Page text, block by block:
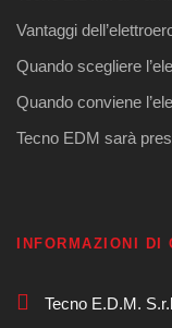
Vantaggi
Quando scegliere
Quando conviene
Tecno EDM sarà
INFORMAZIONI DI
Tecno E.D.M.